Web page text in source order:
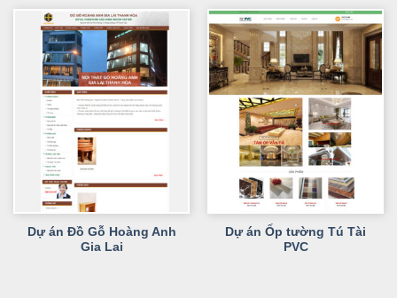
Dự án Đồ Gỗ Hoàng Anh
Gia Lai
Dự án Ốp tường Tú Tài
PVC